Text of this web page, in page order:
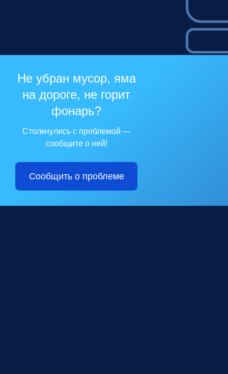
Не убран мусор, яма
на дороге, не горит
фонарь?
Столкнулись с проблемой —
сообщите о ней!
Сообщить о проблеме